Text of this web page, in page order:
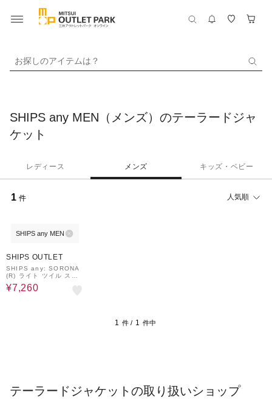
お探しのアイテムは？
SHIPS any MEN（メンズ）のテーラードジャ
ケット
レディース メンズ キッズ・ベビー
1 件 人気順
SHIPS any MEN
SHIPS OUTLET
SHIPS any: SORONA
(R) ライト ツイル スト
レッチ リラックス ジャ
ケット(セットアップ対
¥7,260
1 件 / 1 件中
テーラードジャケットの取り扱いショップ